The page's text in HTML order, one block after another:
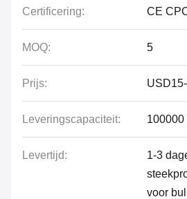
Certificering: CE
MOQ: 5
Prijs:
Leveringscapaciteit: 100000
Levertijd:
1-3
voor